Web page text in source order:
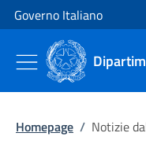
Vai al contenuto
Vai alla navigazione del sito
Governo Italiano
Homepage / Notizie